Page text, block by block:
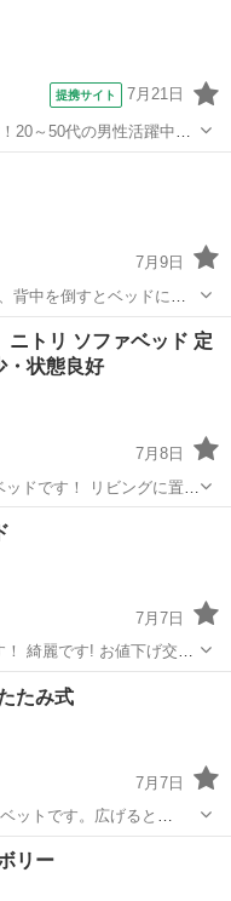
提携サイト 7月21日
20～50代の男性活躍中★
休日130日★フォークリフ
可★《神奈川県相模原
7月9日
背中を倒すとベッドにな
。ソファーの場合は
ソファー
ニトリ ソファベッド 定
状態良好
7月8日
ドです！ リビングに置い
ら3ヶ月強しか経ってい
7月7日
！ 綺麗です! お値下げ交渉
ソファー
たみ式
7月7日
ットです。広げると
に並べて使っておりまし
ットレスが装着されてい
リー